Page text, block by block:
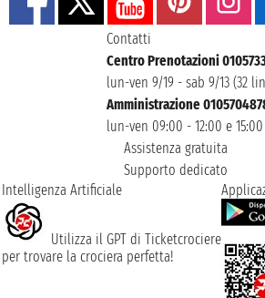
Contatti
Centro Prenotazioni
lun-ven 9/19 - sab 9/13 (32
Amministrazione
lun-ven 09:00 - 12:00 e
Assistenza gratuita
Supporto dedicato
Intelligenza Artificiale
Utilizza il GPT di Ticketcrociere
per trovare la crociera perfetta!